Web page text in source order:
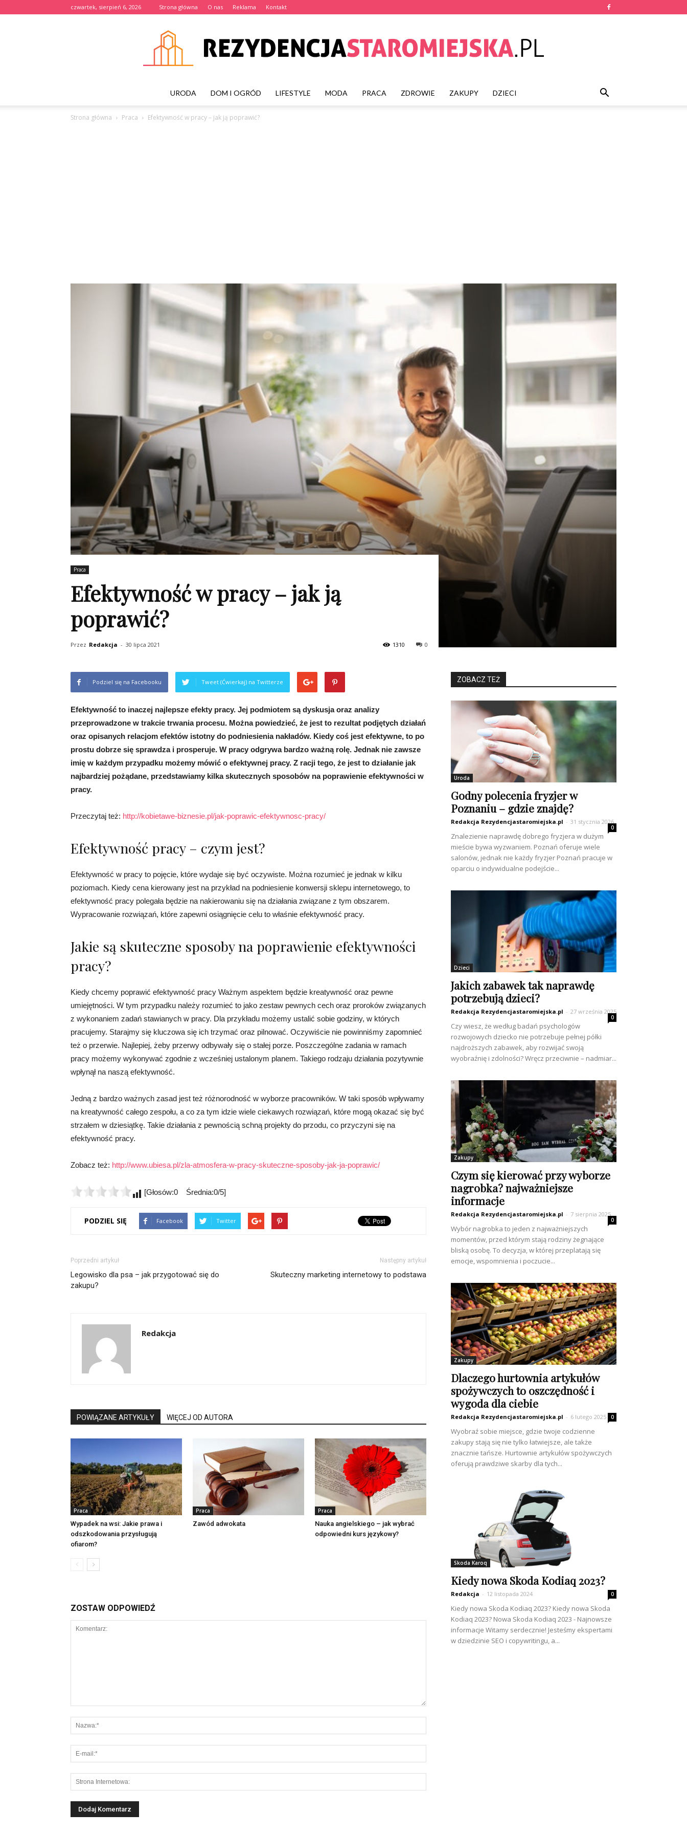
czwartek, sierpień 6, 2026 Strona główna O nas Reklama Kontakt
URODA DOM I OGRÓD LIFESTYLE MODA PRACA ZDROWIE ZAKUPY DZIECI
Strona główna Praca Efektywność w pracy – jak ją poprawić?
Praca
Efektywność w pracy – jak ją
poprawić?
Przez Redakcja - 30 lipca 2021 0
1310
Podziel się na Facebooku Tweet (Ćwierkaj) na Twitterze
Efektywność to inaczej najlepsze efekty pracy. Jej podmiotem są dyskusja oraz analizy
przeprowadzone w trakcie trwania procesu. Można powiedzieć, że jest to rezultat podjętych działań
oraz opisanych relacjom efektów istotny do podniesienia nakładów. Kiedy coś jest efektywne, to po
prostu dobrze się sprawdza i prosperuje. W pracy odgrywa bardzo ważną rolę. Jednak nie zawsze
imię w każdym przypadku możemy mówić o efektywnej pracy. Z racji tego, że jest to działanie jak
najbardziej pożądane, przedstawiamy kilka skutecznych sposobów na poprawienie efektywności w
pracy.
Przeczytaj też: http://kobietawe-biznesie.pl/jak-poprawic-efektywnosc-pracy/
Efektywność pracy – czym jest?
Efektywność w pracy to pojęcie, które wydaje się być oczywiste. Można rozumieć je jednak w kilku
poziomach. Kiedy cena kierowany jest na przykład na podniesienie konwersji sklepu internetowego, to
efektywność pracy polegała będzie na nakierowaniu się na działania związane z tym obszarem.
Wypracowanie rozwiązań, które zapewni osiągnięcie celu to właśnie efektywność pracy.
Jakie są skuteczne sposoby na poprawienie efektywności
pracy?
Kiedy chcemy poprawić efektywność pracy Ważnym aspektem będzie kreatywność oraz pewne
umiejętności. W tym przypadku należy rozumieć to jako zestaw pewnych cech oraz proroków związanych
z wykonaniem zadań stawianych w pracy. Dla przykładu możemy ustalić sobie godziny, w których
pracujemy. Starajmy się kluczowa się ich trzymać oraz pilnować. Oczywiście nie powinniśmy zapomnieć
też o przerwie. Najlepiej, żeby przerwy odbywały się o stałej porze. Poszczególne zadania w ramach
pracy możemy wykonywać zgodnie z wcześniej ustalonym planem. Takiego rodzaju działania pozytywnie
wpłynął na naszą efektywność.
Jedną z bardzo ważnych zasad jest też różnorodność w wyborze pracowników. W taki sposób wpływamy
na kreatywność całego zespołu, a co za tym idzie wiele ciekawych rozwiązań, które mogą okazać się być
strzałem w dziesiątkę. Takie działania z pewnością schną projekty do przodu, co przyczyni się na
efektywność pracy.
Zobacz też: http://www.ubiesa.pl/zla-atmosfera-w-pracy-skuteczne-sposoby-jak-ja-poprawic/
[Głosów:0 Średnia:0/5]
PODZIEL SIĘ Facebook Twitter
Poprzedni artykuł
Legowisko dla psa – jak przygotować się do
zakupu?
Następny artykuł
Skuteczny marketing internetowy to podstawa
Redakcja
POWIĄZANE ARTYKUŁY WIĘCEJ OD AUTORA
Praca
Wypadek na wsi: Jakie prawa i
odszkodowania przysługują
ofiarom?
Praca
Zawód adwokata
Praca
Nauka angielskiego – jak wybrać
odpowiedni kurs językowy?
ZOSTAW ODPOWIEDŹ
ZOBACZ TEŻ
Uroda
Godny polecenia fryzjer w
Poznaniu – gdzie znajdę?
Redakcja Rezydencjastaromiejska.pl - 31 stycznia 2026
0
Znalezienie naprawdę dobrego fryzjera w dużym
mieście bywa wyzwaniem. Poznań oferuje wiele
salonów, jednak nie każdy fryzjer Poznań pracuje w
oparciu o indywidualne podejście...
Dzieci
Jakich zabawek tak naprawdę
potrzebują dzieci?
Redakcja Rezydencjastaromiejska.pl - 27 września 2025
0
Czy wiesz, że według badań psychologów
rozwojowych dziecko nie potrzebuje pełnej półki
najdroższych zabawek, aby rozwijać swoją
wyobraźnię i zdolności? Wręcz przeciwnie – nadmiar...
Zakupy
Czym się kierować przy wyborze
nagrobka? najważniejsze
informacje
Redakcja Rezydencjastaromiejska.pl - 7 sierpnia 2025
0
Wybór nagrobka to jeden z najważniejszych
momentów, przed którym stają rodziny żegnające
bliską osobę. To decyzja, w której przeplatają się
emocje, wspomnienia i poczucie...
Zakupy
Dlaczego hurtownia artykułów
spożywczych to oszczędność i
wygoda dla ciebie
Redakcja Rezydencjastaromiejska.pl - 6 lutego 2025 0
Wyobraź sobie miejsce, gdzie twoje codzienne
zakupy stają się nie tylko łatwiejsze, ale także
znacznie tańsze. Hurtownie artykułów spożywczych
oferują prawdziwe skarby dla tych...
Skoda Karoq
Kiedy nowa Skoda Kodiaq 2023?
Redakcja - 12 listopada 2024 0
Kiedy nowa Skoda Kodiaq 2023? Kiedy nowa Skoda
Kodiaq 2023? Nowa Skoda Kodiaq 2023 - Najnowsze
informacje Witamy serdecznie! Jesteśmy ekspertami
w dziedzinie SEO i copywritingu, a...